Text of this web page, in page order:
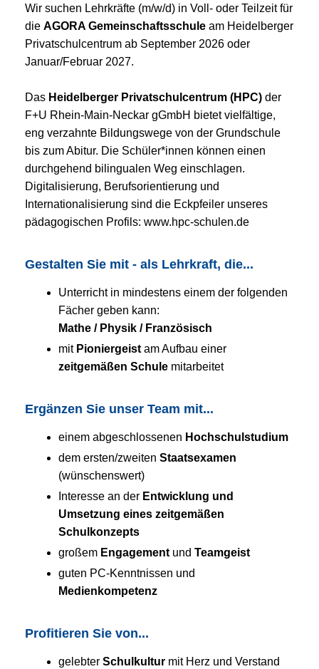
Wir suchen Lehrkräfte (m/w/d) in Voll- oder Teilzeit für
die AGORA Gemeinschaftsschule am Heidelberger
Privatschulcentrum ab September 2026 oder
Januar/Februar 2027.
Das Heidelberger Privatschulcentrum (HPC) der
F+U Rhein-Main-Neckar gGmbH bietet vielfältige,
eng verzahnte Bildungswege von der Grundschule
bis zum Abitur. Die Schüler*innen können einen
durchgehend bilingualen Weg einschlagen.
Digitalisierung, Berufsorientierung und
Internationalisierung sind die Eckpfeiler unseres
pädagogischen Profils: www.hpc-schulen.de
Gestalten Sie mit - als Lehrkraft, die...
Unterricht in mindestens einem der folgenden
Fächer geben kann:
Mathe / Physik / Französisch
mit Pioniergeist am Aufbau einer
zeitgemäßen Schule mitarbeitet
Ergänzen Sie unser Team mit...
einem abgeschlossenen Hochschulstudium
dem ersten/zweiten Staatsexamen
(wünschenswert)
Interesse an der Entwicklung und
Umsetzung eines zeitgemäßen
Schulkonzepts
großem Engagement und Teamgeist
guten PC-Kenntnissen und
Medienkompetenz
Profitieren Sie von...
gelebter Schulkultur mit Herz und Verstand